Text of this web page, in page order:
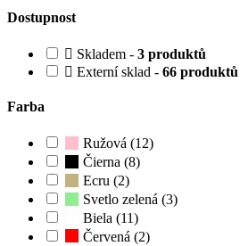
Dostupnost
Skladem - 3 produktů
Externí sklad - 66 produktů
Farba
Ružová (12)
Čierna (8)
Ecru (2)
Svetlo zelená (3)
Biela (11)
Červená (2)